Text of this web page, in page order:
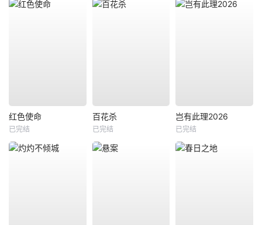
红色使命
已完结
百花杀
已完结
岂有此理2026
已完结